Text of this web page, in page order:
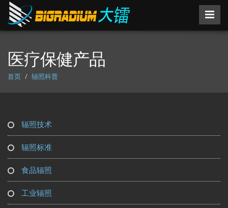
医疗保健产品
首页 辐照科普
辐照技术
辐照标准
食品辐照
工业辐照